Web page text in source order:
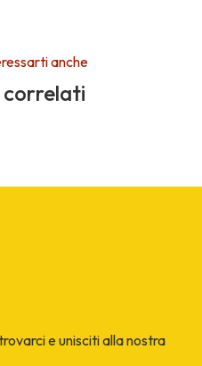
anche
e unisciti alla nostra